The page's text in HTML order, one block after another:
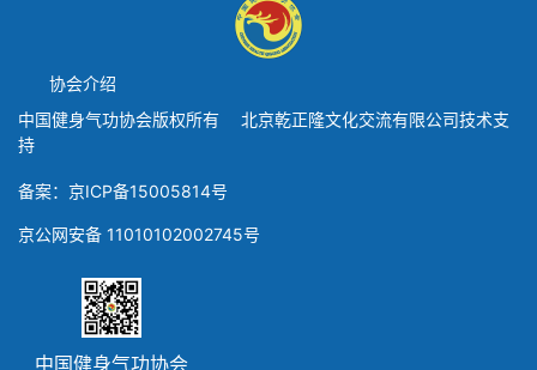
协会介绍
中国健身气功协会版权所有 北京乾正隆文化交流有限公司技术支
持
备案：京ICP备15005814号
京公网安备 11010102002745号
中国健身气功协会